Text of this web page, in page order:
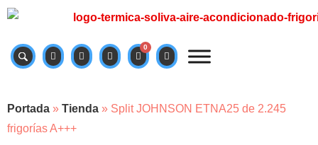
0
Portada » Tienda » Split JOHNSON ETNA25 de 2.245
frigorías A+++